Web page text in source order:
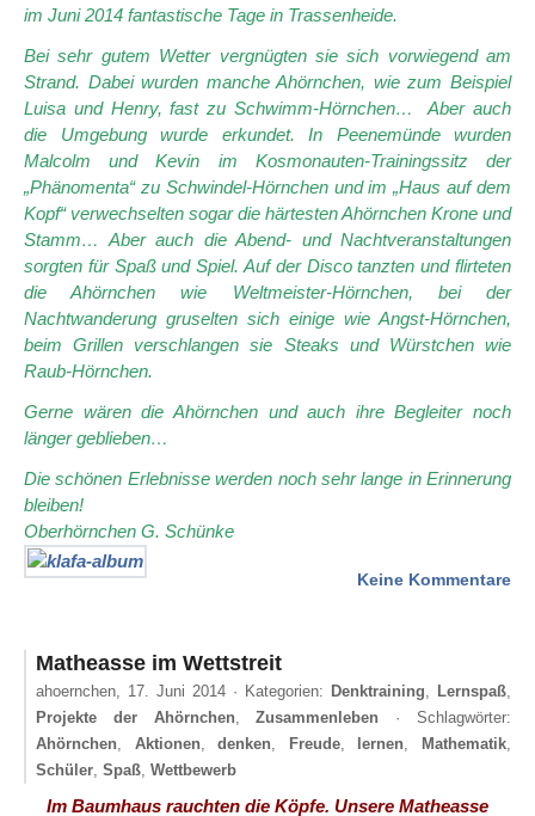
im Juni 2014 fantastische Tage in Trassenheide.
Bei sehr gutem Wetter vergnügten sie sich vorwiegend am
Strand. Dabei wurden manche Ahörnchen, wie zum Beispiel
Luisa und Henry, fast zu Schwimm-Hörnchen… Aber auch
die Umgebung wurde erkundet. In Peenemünde wurden
Malcolm und Kevin im Kosmonauten-Trainingssitz der
„Phänomenta“ zu Schwindel-Hörnchen und im „Haus auf dem
Kopf“ verwechselten sogar die härtesten Ahörnchen Krone und
Stamm… Aber auch die Abend- und Nachtveranstaltungen
sorgten für Spaß und Spiel. Auf der Disco tanzten und flirteten
die Ahörnchen wie Weltmeister-Hörnchen, bei der
Nachtwanderung gruselten sich einige wie Angst-Hörnchen,
beim Grillen verschlangen sie Steaks und Würstchen wie
Raub-Hörnchen.
Gerne wären die Ahörnchen und auch ihre Begleiter noch
länger geblieben…
Die schönen Erlebnisse werden noch sehr lange in Erinnerung
bleiben!
Oberhörnchen G. Schünke
Keine Kommentarezu
Matheasse im Wettstreit
ahoernchen, 17. Juni 2014 · Kategorien: Denktraining, Lernspaß,
Projekte der Ahörnchen,Zusammenleben · Schlagwörter:
Ahörnchen, Aktionen,denken, Freude, lernen, Mathematik,
Schüler, Spaß, Wettbewerb
Im Baumhaus rauchten die Köpfe. Unsere Matheasse